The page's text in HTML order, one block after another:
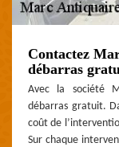
Contactez
débarras
Avec la société
débarras gratuit.
coût de
Sur chaque